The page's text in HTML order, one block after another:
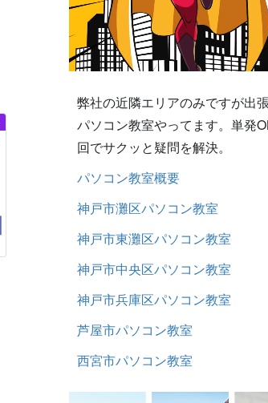
弊社の近隣エリアのみですが出
パソコン教室やってます。単発
回でサクッと疑問を解決。
パソコン教室概要
神戸市灘区パソコン教室
神戸市東灘区パソコン教室
神戸市中央区パソコン教室
神戸市兵庫区パソコン教室
芦屋市パソコン教室
西宮市パソコン教室